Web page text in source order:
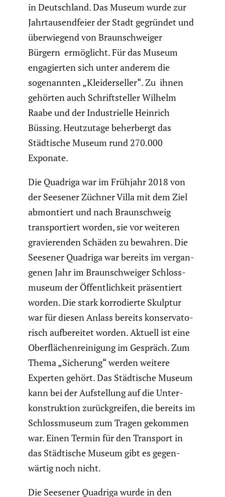
in Deutsch­land. Das Museum wurde zur
Jahrtau­send­feier der Stadt gegründet und
überwie­gend von Braun­schweiger
Bürgern ermög­licht. Für das Museum
engagierten sich unter anderem die
sogenannten „Kleider­seller“. Zu ihnen
gehörten auch Schrift­steller Wilhelm
Raabe und der Indus­tri­elle Heinrich
Büssing. Heutzu­tage beher­bergt das
Städti­sche Museum rund 270.000
Exponate.
Die Quadriga war im Frühjahr 2018 von
der Seesener Züchner Villa mit dem Ziel
abmon­tiert und nach Braun­schweig
trans­por­tiert worden, sie vor weiteren
gravie­renden Schäden zu bewahren. Die
Seesener Quadriga war bereits im vergan­
genen Jahr im Braun­schweiger Schloss­
mu­seum der Öffent­lich­keit präsen­tiert
worden. Die stark korro­dierte Skulptur
war für diesen Anlass bereits konser­va­to­
risch aufbe­reitet worden. Aktuell ist eine
Oberflä­chen­rei­ni­gung im Gespräch. Zum
Thema „Sicherung“ werden weitere
Experten gehört. Das Städti­sche Museum
kann bei der Aufstel­lung auf die Unter­
kon­struk­tion zurück­greifen, die bereits im
Schloss­mu­seum zum Tragen gekommen
war. Einen Termin für den Transport in
das Städti­sche Museum gibt es gegen­
wärtig noch nicht.
Die Seesener Quadriga wurde in den